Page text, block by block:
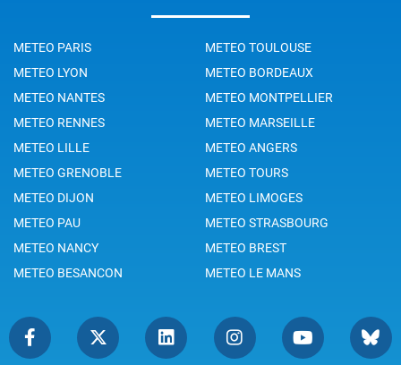
METEO PARIS
METEO TOULOUSE
METEO LYON
METEO BORDEAUX
METEO NANTES
METEO MONTPELLIER
METEO RENNES
METEO MARSEILLE
METEO LILLE
METEO ANGERS
METEO GRENOBLE
METEO TOURS
METEO DIJON
METEO LIMOGES
METEO PAU
METEO STRASBOURG
METEO NANCY
METEO BREST
METEO BESANCON
METEO LE MANS